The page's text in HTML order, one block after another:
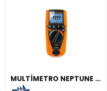
MULTÍMETRO NEPTUNE MULTIFUNCIÓN CON AISLAMIENTO HASTA 1000V